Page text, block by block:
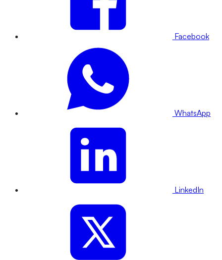
Facebook
WhatsApp
LinkedIn